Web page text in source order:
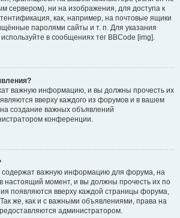
сервером), ни на изображения, для доступа к
как, например, на почтовые ящики
паролями сайты и т. п. Для указания
в сообщениях тег BBCode [img].
важную информацию, и вы должны прочесть их
вверху каждого из форумов и в вашем
создание важных объявлений
конференции.
содержат важную информацию для форума, на
настоящий момент, и вы должны прочесть их по
появляются вверху каждой страницы форума,
же, как и с важными объявлениями, права на
администратором.